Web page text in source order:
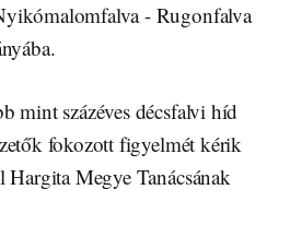
- Rugonfalva
mint százéves décsfalvi híd
fokozott figyelmét kérik
Hargita Megye Tanácsának